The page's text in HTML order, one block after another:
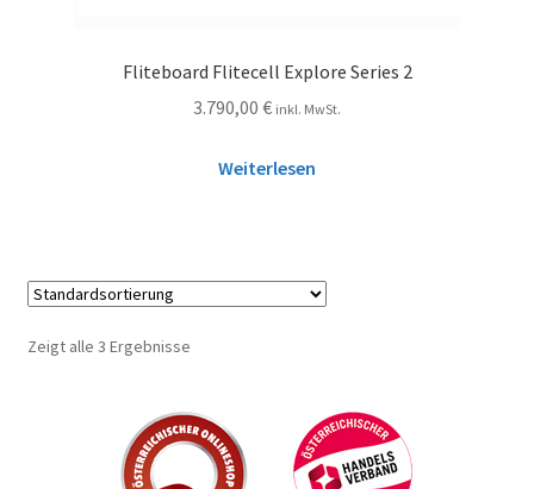
Fliteboard Flitecell Explore Series 2
3.790,00 € inkl. MwSt.
Weiterlesen
Zeigt alle 3 Ergebnisse